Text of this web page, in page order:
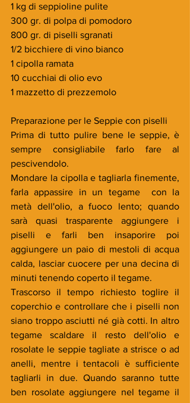
1 kg di seppioline pulite
300 gr. di polpa di pomodoro
800 gr. di piselli sgranati
1/2 bicchiere di vino bianco
1 cipolla ramata
10 cucchiai di olio evo
1 mazzetto di prezzemolo
Preparazione per le Seppie con piselli
Prima di tutto pulire bene le seppie, è
sempre consigliabile farlo fare al
pescivendolo.
Mondare la cipolla e tagliarla finemente,
farla appassire in un tegame  con la
metà dell'olio, a fuoco lento; quando
sarà quasi trasparente aggiungere i
piselli e farli ben insaporire poi
aggiungere un paio di mestoli di acqua
calda, lasciar cuocere per una decina di
minuti tenendo coperto il tegame.
Trascorso il tempo richiesto toglire il
coperchio e controllare che i piselli non
siano troppo asciutti né già cotti. In altro
tegame scaldare il resto dell'olio e
rosolate le seppie tagliate a strisce o ad
anelli, mentre i tentacoli è sufficiente
tagliarli in due. Quando saranno tutte
ben rosolate aggiungere nel tegame il